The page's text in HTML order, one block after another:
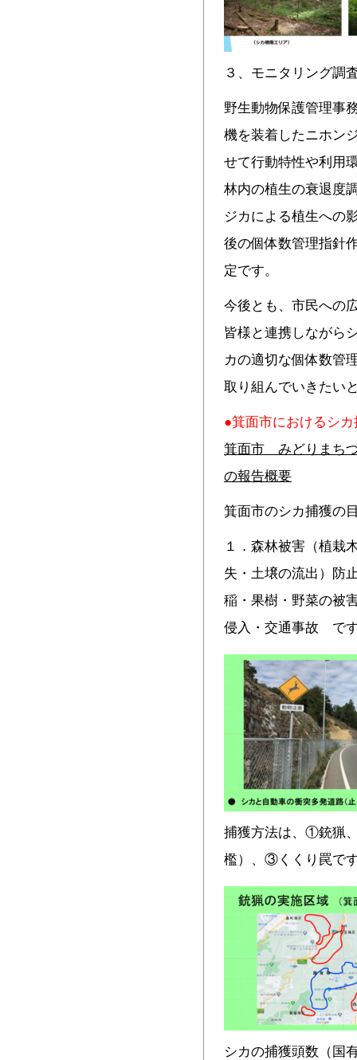
３、モニタリング調
野生動物保護管理事
機を装着したニホン
せて行動特性や利用
林内の植生の衰退度
ジカによる植生への
後の個体数管理指針
定です。
今後とも、市民への
皆様と連携しながら
カの適切な個体数管
取り組んでいきたい
●箕面市におけるシ
箕面市 みどりまち
の報告概要
箕面市のシカ捕獲の
１．森林被害（植栽
失・土壌の流出）防
稲・果樹・野菜の被
侵入・交通事故 で
捕獲方法は、①銃猟
檻）、③くくり罠で
シカの捕獲頭数（国